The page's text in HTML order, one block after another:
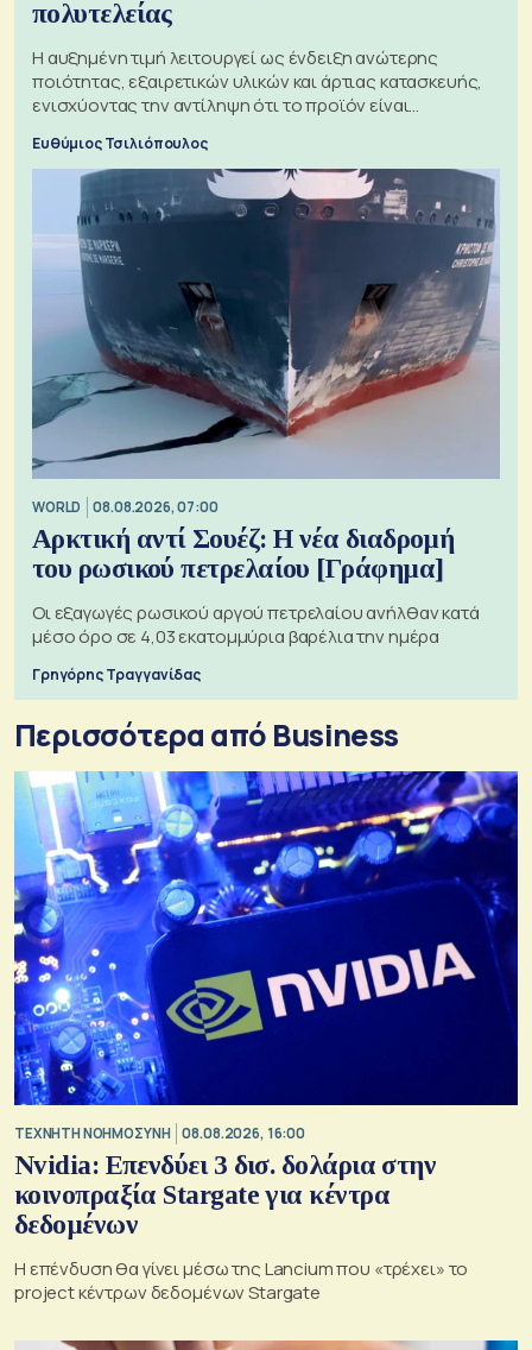
πολυτελείας
Η αυξημένη τιμή λειτουργεί ως ένδειξη ανώτερης
ποιότητας, εξαιρετικών υλικών και άρτιας κατασκευής,
ενισχύοντας την αντίληψη ότι το προϊόν είναι
Ευθύμιος Τσιλιόπουλος
WORLD 08.08.2026, 07:00
Αρκτική αντί Σουέζ: Η νέα διαδρομή
του ρωσικού πετρελαίου [Γράφημα]
Οι εξαγωγές ρωσικού αργού πετρελαίου ανήλθαν κατά
μέσο όρο σε 4,03 εκατομμύρια βαρέλια την ημέρα
Γρηγόρης Τραγγανίδας
Περισσότερα από Business
TΕΧΝΗΤΗ ΝΟΗΜΟΣΥΝΗ 08.08.2026, 16:00
Nvidia: Επενδύει 3 δισ. δολάρια στην
κοινοπραξία Stargate για κέντρα
δεδομένων
Η επένδυση θα γίνει μέσω της Lancium που «τρέχει» το
project κέντρων δεδομένων Stargate